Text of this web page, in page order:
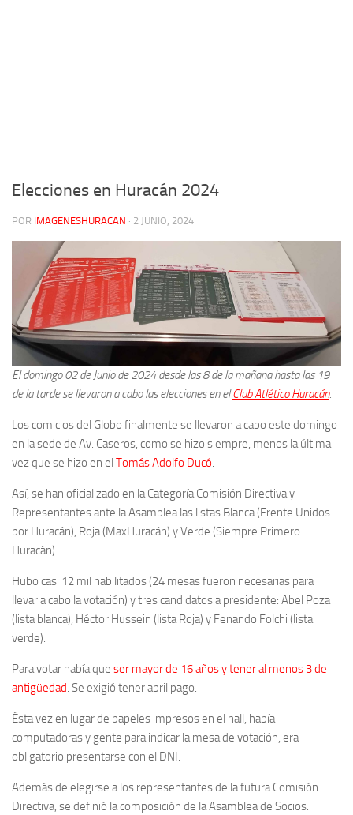
Elecciones en Huracán 2024
POR IMAGENESHURACAN · 2 JUNIO, 2024
El domingo 02 de Junio de 2024 desde las 8 de la mañana hasta las 19
de la tarde se llevaron a cabo las elecciones en elClub Atlético Huracán.
Los comicios del Globo finalmente se llevaron a cabo este domingo
en la sede de Av. Caseros, como se hizo siempre, menos la última
vez que se hizo en el Tomás Adolfo Ducó.
Así, se han oficializado en la Categoría Comisión Directiva y
Representantes ante la Asamblea las listas Blanca (Frente Unidos
por Huracán), Roja (MaxHuracán) y Verde (Siempre Primero
Huracán).
Hubo casi 12 mil habilitados (24 mesas fueron necesarias para
llevar a cabo la votación) y tres candidatos a presidente: Abel Poza
(lista blanca), Héctor Hussein (lista Roja) y Fenando Folchi (lista
verde).
Para votar había que ser mayor de 16 años y tener al menos 3 de
antigüedad. Se exigió tener abril pago.
Ésta vez en lugar de papeles impresos en el hall, había
computadoras y gente para indicar la mesa de votación, era
obligatorio presentarse con el DNI.
Además de elegirse a los representantes de la futura Comisión
Directiva, se definió la composición de la Asamblea de Socios.